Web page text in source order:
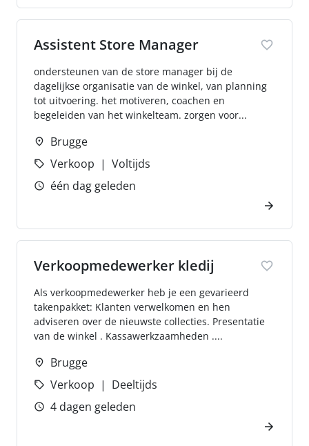
Assistent Store Manager
ondersteunen van de store manager bij de
dagelijkse organisatie van de winkel, van planning
tot uitvoering. het motiveren, coachen en
begeleiden van het winkelteam. zorgen voor...
Brugge
Verkoop
Voltijds
één dag geleden
Verkoopmedewerker kledij
Als verkoopmedewerker heb je een gevarieerd
takenpakket: Klanten verwelkomen en hen
adviseren over de nieuwste collecties. Presentatie
van de winkel . Kassawerkzaamheden ....
Brugge
Verkoop
Deeltijds
4 dagen geleden